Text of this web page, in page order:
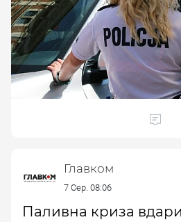
Главком
7 Сер. 08:06
Паливна криза